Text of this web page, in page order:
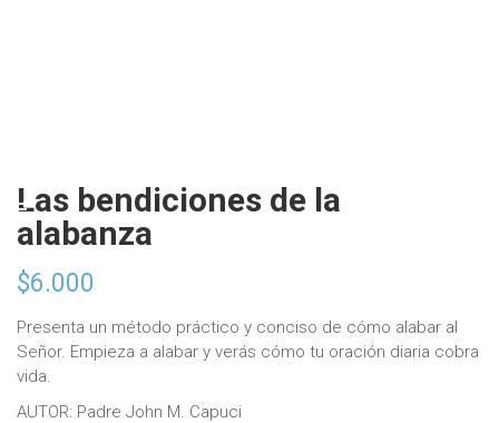
Las bendiciones de la
alabanza
$6.000
Presenta un método práctico y conciso de cómo alabar al
Señor. Empieza a alabar y verás cómo tu oración diaria cobra
vida.
AUTOR: Padre John M. Capuci